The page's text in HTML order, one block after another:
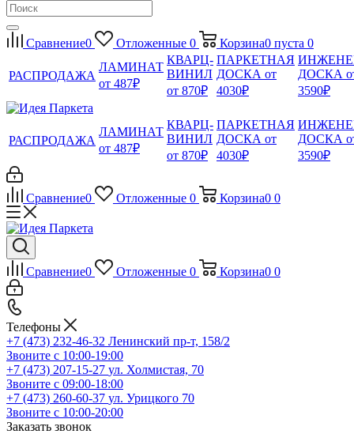
Сравнение0 Отложенные 0 Корзина0 пуста 0
РАСПРОДАЖА
ЛАМИНАТ
от 487₽
КВАРЦ-
ВИНИЛ
от 870₽
ПАРКЕТНАЯ
ДОСКА от
4030₽
ДОСКА
3590₽
РАСПРОДАЖА
ЛАМИНАТ
от 487₽
КВАРЦ-
ВИНИЛ
от 870₽
ПАРКЕТНАЯ
ДОСКА от
4030₽
ДОСКА
3590₽
Сравнение0 Отложенные 0 Корзина0 0
Сравнение0 Отложенные 0 Корзина0 0
Телефоны
+7 (473) 232-46-32 Ленинский пр-т, 158/2
Звоните с 10:00-19:00
+7 (473) 207-15-27 ул. Холмистая, 70
Звоните с 09:00-18:00
+7 (473) 260-60-37 ул. Урицкого 70
Звоните с 10:00-20:00
Заказать звонок